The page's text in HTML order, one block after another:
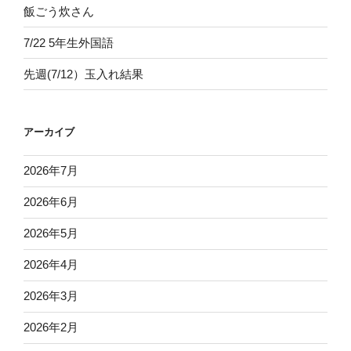
飯ごう炊さん
7/22 5年生外国語
先週(7/12）玉入れ結果
アーカイブ
2026年7月
2026年6月
2026年5月
2026年4月
2026年3月
2026年2月